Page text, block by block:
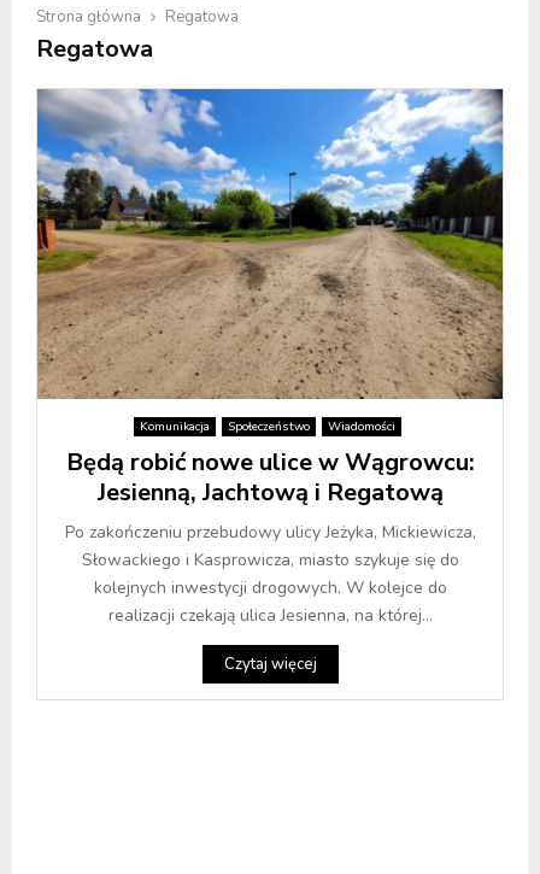
Strona główna Regatowa
Regatowa
Komunikacja Społeczeństwo Wiadomości
Będą robić nowe ulice w Wągrowcu:
Jesienną, Jachtową i Regatową
Po zakończeniu przebudowy ulicy Jeżyka, Mickiewicza,
Słowackiego i Kasprowicza, miasto szykuje się do
kolejnych inwestycji drogowych. W kolejce do
realizacji czekają ulica Jesienna, na której...
Czytaj więcej